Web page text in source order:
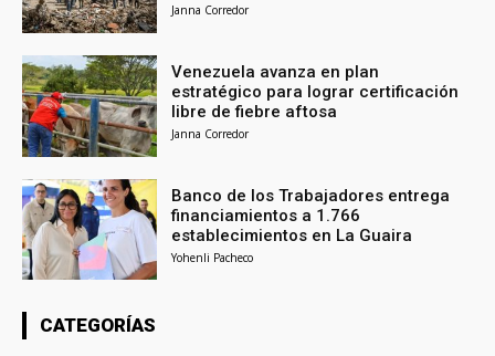
Janna Corredor
Venezuela avanza en plan
estratégico para lograr certificación
libre de fiebre aftosa
Janna Corredor
Banco de los Trabajadores entrega
financiamientos a 1.766
establecimientos en La Guaira
Yohenli Pacheco
CATEGORÍAS